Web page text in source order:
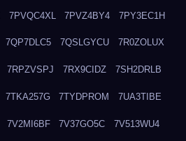
7PVQC4XL 7PVZ4BY4 7PY3EC1H
7QP7DLC5 7QSLGYCU 7R0ZOLUX
7RPZVSPJ 7RX9CIDZ 7SH2DRLB
7TKA257G 7TYDPROM 7UA3TIBE
7V2MI6BF 7V37GO5C 7V513WU4